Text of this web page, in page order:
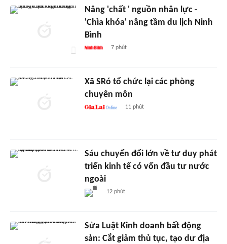
Nâng 'chất ' nguồn nhân lực -
'Chìa khóa' nâng tầm du lịch Ninh
Bình
7 phút
Xã SRó tổ chức lại các phòng
chuyên môn
11 phút
Sáu chuyển đổi lớn về tư duy phát
triển kinh tế có vốn đầu tư nước
ngoài
12 phút
Sửa Luật Kinh doanh bất động
sản: Cắt giảm thủ tục, tạo dư địa